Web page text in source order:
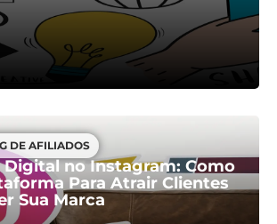
DE AFILIADOS
no Instagram: Como
Para Atrair Clientes
Sua Marca